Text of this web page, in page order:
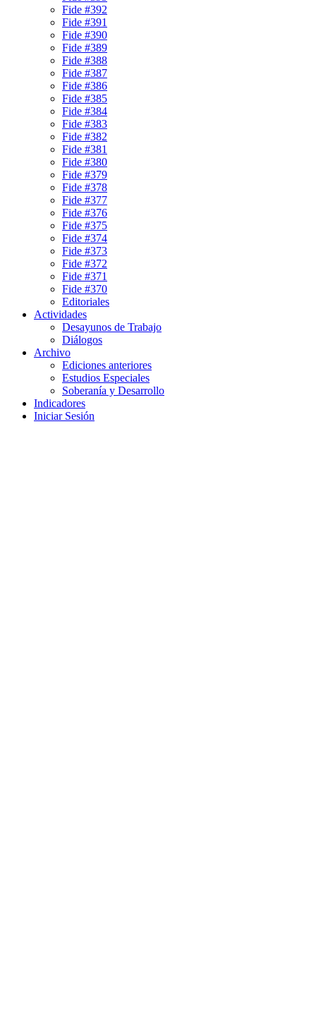
Fide #392
Fide #391
Fide #390
Fide #389
Fide #388
Fide #387
Fide #386
Fide #385
Fide #384
Fide #383
Fide #382
Fide #381
Fide #380
Fide #379
Fide #378
Fide #377
Fide #376
Fide #375
Fide #374
Fide #373
Fide #372
Fide #371
Fide #370
Editoriales
Actividades
Desayunos de Trabajo
Diálogos
Archivo
Ediciones anteriores
Estudios Especiales
Soberanía y Desarrollo
Indicadores
Iniciar Sesión